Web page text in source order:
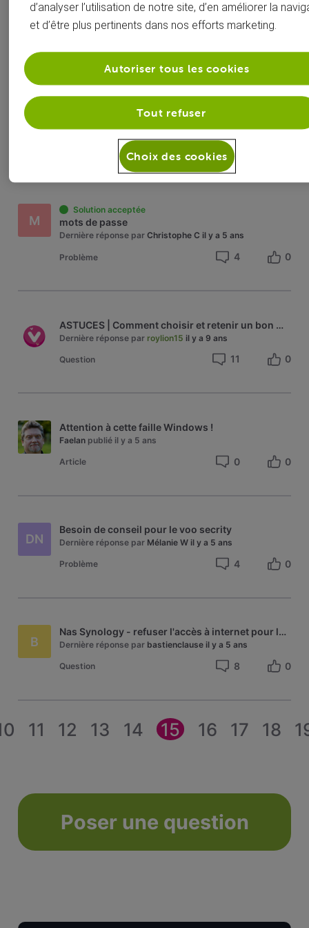
C
Bloquer des URLs en https - Configuration du routeur
Dernière réponse par roylion15 il y a 5 ans
2
M
Solution acceptée
mots de passe
Dernière réponse par Christophe C il y a 5 ans
Problème 4 0
ASTUCES | Comment choisir et retenir un bon mot de passe ?
Dernière réponse par roylion15 il y a 9 ans
Question 11 0
Attention à cette faille Windows !
Faelan publié il y a 5 ans
Article 0 0
DN
Besoin de conseil pour le voo secrity
Dernière réponse par Mélanie W il y a 5 ans
Problème 4 0
B
Nas Synology - refuser l'accès à internet pour les services suivants : SMB, AFP
Dernière réponse par bastienclause il y a 5 ans
Question 8 0
11 12 13 14 15 16 17 18
Poser une question
d’analyser l’utilisation de notre site, d’en améliorer la
et d’être plus pertinents dans nos efforts marketing.
Tout refuser
Autoriser tous les cookies
Choix des cookies